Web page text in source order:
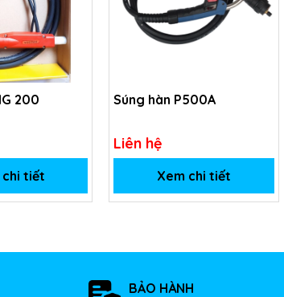
200
chi tiết
Súng hàn P500A
Liên hệ
Xem chi tiết
BẢO HÀNH